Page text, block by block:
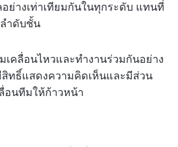
ย่างเท่าเทียมกันในทุกระดับ แทนที่
ำดับชั้น
คลื่อนไหวและทำงานร่วมกันอย่าง
ทธิ์แสดงความคิดเห็นและมีส่วน
อนทีมให้ก้าวหน้า